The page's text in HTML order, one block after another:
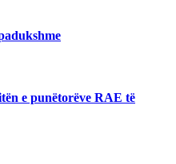
e punëtorëve RAE të